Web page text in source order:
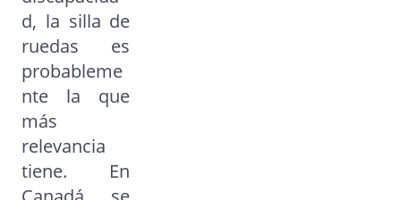
d, la silla de
ruedas es
probableme
nte la que
más
relevancia
tiene. En